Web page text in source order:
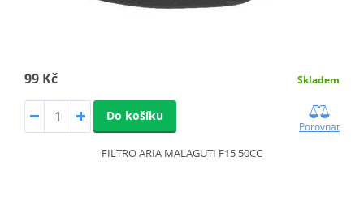
99 Kč Skladem
Do košíku
Porovnat
FILTRO ARIA MALAGUTI F15 50CC